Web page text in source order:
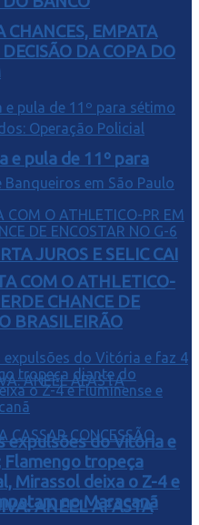
JUROS E SELIC CAI
ANEEL AFASTA
CHANCES, EMPATA
DA COPA DO
e pula de 11º para
COM O ATHLETICO-
CHANCE DE
BRASILEIRÃO
expulsões do Vitória e
Flamengo tropeça
Mirassol deixa o Z-4 e
no Maracanã